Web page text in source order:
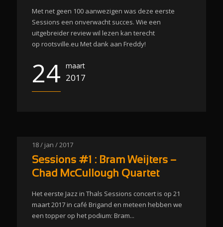
Met net geen 100 aanwezigen was deze eerste
Sessions een onverwacht succes. Wie een
uitgebreider review wil lezen kan terecht
op rootsville.eu Met dank aan Freddy!
24 maart
2017
18 / jan / 2017
Sessions #1 : Bram Weijters –
Chad McCullough Quartet
Het eerste Jazz in Thals Sessions concert is op 21
maart 2017 in café Brigand en meteen hebben we
een topper op het podium: Bram...